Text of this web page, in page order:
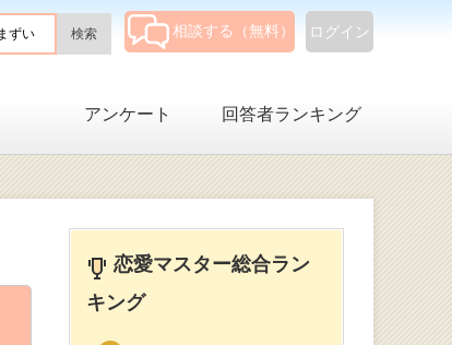
ログイン
相談する（無料）
アンケート 回答者ランキング
恋愛マスター総合ラン
キング